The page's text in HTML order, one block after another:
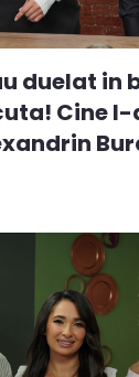
duelat in
Cine